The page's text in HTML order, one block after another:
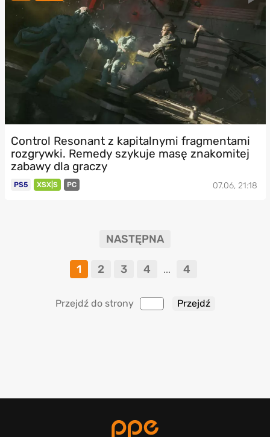
Control Resonant z kapitalnymi fragmentami
rozgrywki. Remedy szykuje masę znakomitej
zabawy dla graczy
PS5 XSX|S PC 07.06, 21:18
NASTĘPNA
1 2 3 4 ... 4
Przejdź do strony